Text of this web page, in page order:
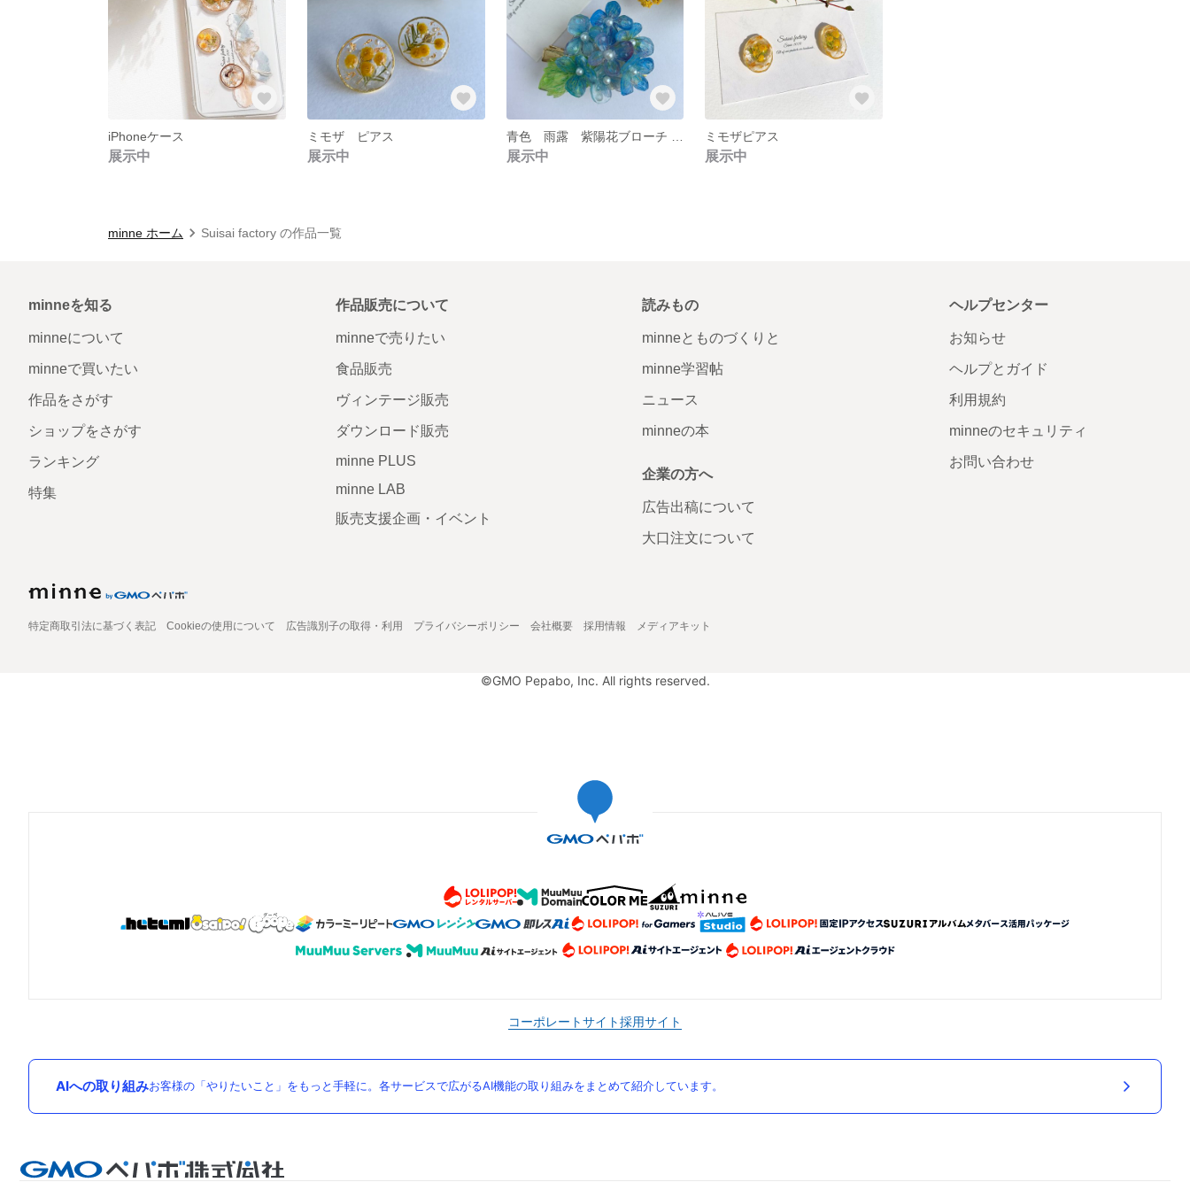
iPhoneケース
展示中
ミモザ ピアス
展示中 展示中
ミモザピアス
展示中
minne ホーム Suisai factory の作品一覧
minneを知る
minneについて
minneで買いたい
作品をさがす
ショップをさがす
ランキング
特集
作品販売について
minneで売りたい
食品販売
ヴィンテージ販売
ダウンロード販売
minne PLUS
minne LAB
販売支援企画・イベント
読みもの
minneとものづくりと
minne学習帖
ニュース
minneの本
企業の方へ
広告出稿について
大口注文について
ヘルプセンター
お知らせ
ヘルプとガイド
利用規約
minneのセキュリティ
お問い合わせ
特定商取引法に基づく表記 Cookieの使用について 広告識別子の取得・利用 プライバシーポリシー 会社概要 採用情報 メディアキット
©GMO Pepabo, Inc. All rights reserved.
コーポレートサイト採用サイト
AIへの取り組みお客様の「やりたいこと」をもっと手軽に。各サービスで広がるAI機能の取り組みをまとめて紹介しています。